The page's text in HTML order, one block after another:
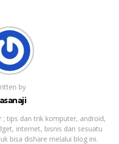
by
; tips dan trik komputer, android,
internet, bisnis dan sesuatu
bisa dishare melalui blog ini.